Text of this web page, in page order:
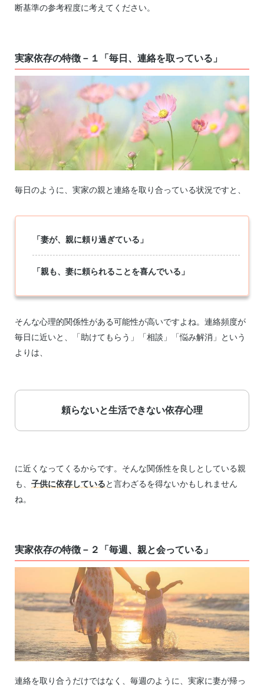
断基準の参考程度に考えてください。
実家依存の特徴－１「毎日、連絡を取っている」
毎日のように、実家の親と連絡を取り合っている状況ですと、
「妻が、親に頼り過ぎている」
「親も、妻に頼られることを喜んでいる」
そんな心理的関係性がある可能性が高いですよね。連絡頻度が
毎日に近いと、「助けてもらう」「相談」「悩み解消」という
よりは、
頼らないと生活できない依存心理
に近くなってくるからです。そんな関係性を良しとしている親
も、 子供に依存していると言わざるを得ないかもしれません
ね。
実家依存の特徴－２「毎週、親と会っている」
連絡を取り合うだけではなく、毎週のように、実家に妻が帰っ